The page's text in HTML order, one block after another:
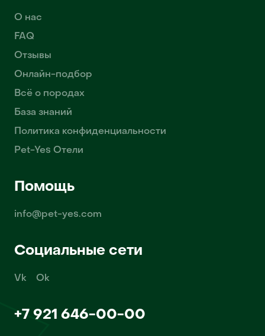
О нас
FAQ
Отзывы
Онлайн-подбор
Всё о породах
База знаний
Политика конфиденциальности
Pet-Yes Отели
Помощь
info@pet-yes.com
Социальные сети
Vk Ok
+7 921 646-00-00